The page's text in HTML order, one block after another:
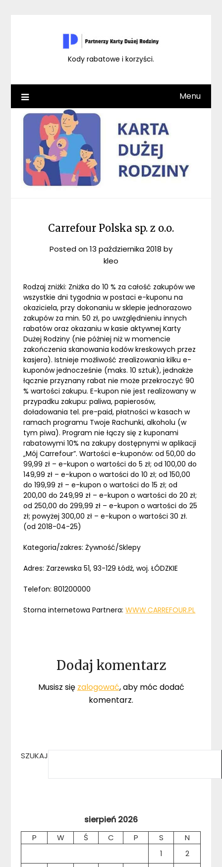
Kody rabatowe i korzyści.
Menu
Carrefour Polska sp. z o.o.
Posted on13 października 2018 by
kleo
Rodzaj zniżki: Zniżka do 10 % za całość zakupów we
wszystkie dni tygodnia w postaci e-kuponu na
okaziciela, przy dokonaniu w sklepie jednorazowo
zakupów za min. 50 zł, po uwzględnieniu innych
rabatów oraz okazaniu w kasie aktywnej Karty
Dużej Rodziny (nie później niż w momencie
zakończenia skanowania kodów kreskowych przez
kasjera). Istnieje możliwość zrealizowania kilku e-
kuponów jednocześnie (maks. 10 sztuk), jednakże
łącznie przyznany rabat nie może przekroczyć 90
% wartości zakupu. E-kupon nie jest realizowany w
przypadku zakupu: paliwa, papierosów,
doładowania tel. pre-paid, płatności w kasach w
ramach programu Twoje Rachunki, alkoholu (w
tym piwa). Program nie łączy się z kuponami
rabatowymi 10% na zakupy dostępnymi w aplikacji
„Mój Carrefour”. Wartości e-kuponów: od 50,00 do
99,99 zł – e-kupon o wartości do 5 zł; od 100,00 do
149,99 zł – e-kupon o wartości do 10 zł; od 150,00
do 199,99 zł – e-kupon o wartości do 15 zł; od
200,00 do 249,99 zł – e-kupon o wartości do 20 zł;
od 250,00 do 299,99 zł – e-kupon o wartości do 25
zł; powyżej 300,00 zł – e-kupon o wartości 30 zł.
(od 2018-04-25)
Kategoria/zakres: Żywność/Sklepy
Adres: Zarzewska 51, 93-129 Łódź, woj. ŁÓDZKIE
Telefon: 801200000
Storna internetowa Partnera:WWW.CARREFOUR.PL
Dodaj komentarz
Musisz się zalogować, aby móc dodać
komentarz.
SZUKAJ
sierpień 2026
P W Ś C P S
N
1
2